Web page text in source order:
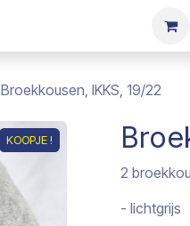
Broekkousen, IKKS, 19/22
KOOPJE !
KOOPJE !
2
- lichtgrijs